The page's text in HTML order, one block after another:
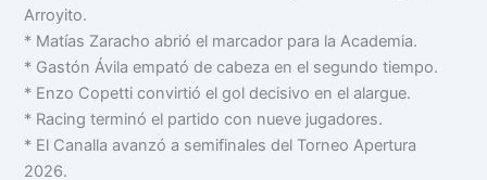
Arroyito.
* Matías Zaracho abrió el marcador para la Academia.
* Gastón Ávila empató de cabeza en el segundo tiempo.
* Enzo Copetti convirtió el gol decisivo en el alargue.
* Racing terminó el partido con nueve jugadores.
* El Canalla avanzó a semifinales del Torneo Apertura
2026.